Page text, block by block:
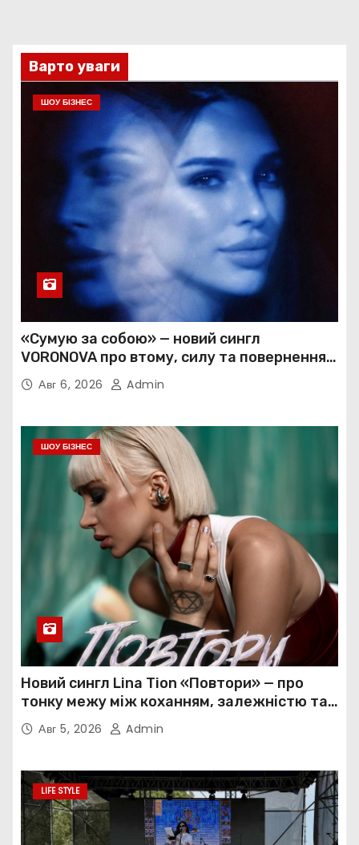
Варто уваги
ШОУ БІЗНЕС
«Сумую за собою» — новий сингл
VORONOVA про втому, силу та повернення
до себе
Авг 6, 2026 Admin
ШОУ БІЗНЕС
Новий сингл Lina Tion «Повтори» — про
тонку межу між коханням, залежністю та
нав’язливою прив’язаністю
Авг 5, 2026 Admin
LIFE STYLE